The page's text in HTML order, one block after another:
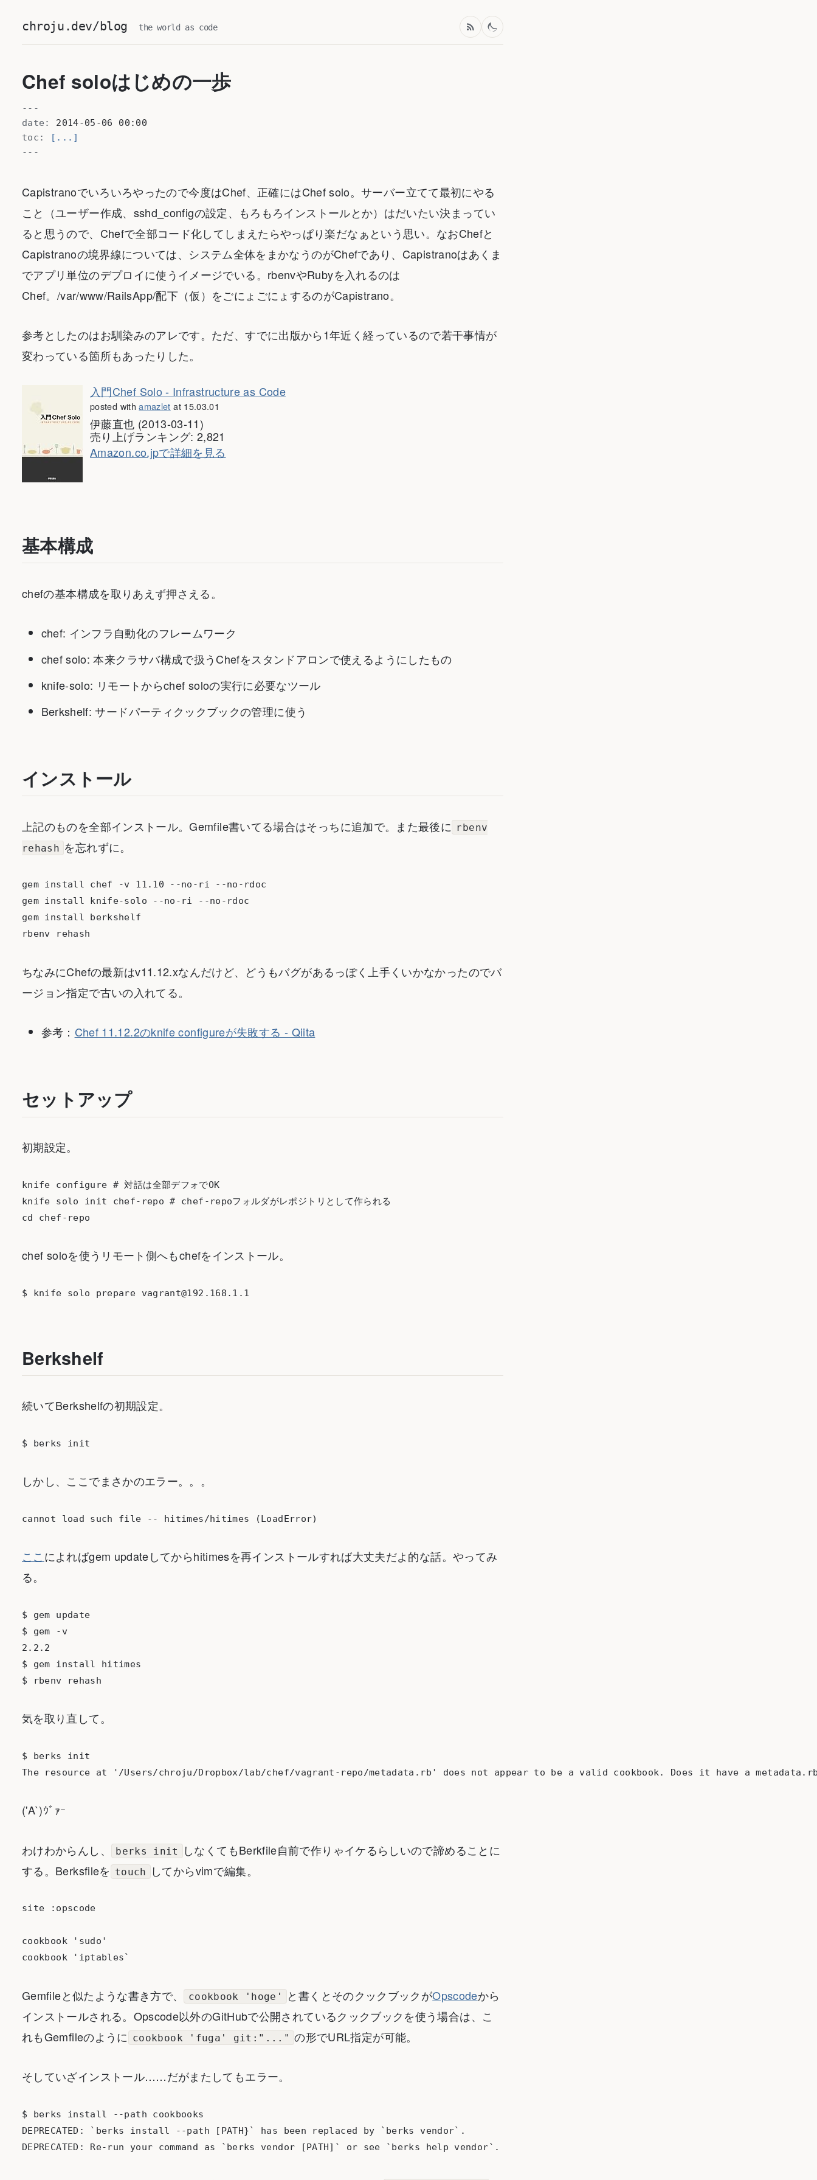
chroju.dev/blog the world as code
Chef soloはじめの一歩
---
date:
2014-05-06 00:00
toc:
[...]
---
Capistranoでいろいろやったので今度はChef、正確にはChef solo。サーバー立てて最初にやる
こと（ユーザー作成、sshd_configの設定、もろもろインストールとか）はだいたい決まってい
ると思うので、Chefで全部コード化してしまえたらやっぱり楽だなぁという思い。なおChefと
Capistranoの境界線については、システム全体をまかなうのがChefであり、Capistranoはあくま
でアプリ単位のデプロイに使うイメージでいる。rbenvやRubyを入れるのは
Chef。/var/www/RailsApp/配下（仮）をごにょごにょするのがCapistrano。
参考としたのはお馴染みのアレです。ただ、すでに出版から1年近く経っているので若干事情が
変わっている箇所もあったりした。
入門Chef Solo - Infrastructure as Code
posted withamazlet at 15.03.01
伊藤直也 (2013-03-11)
売り上げランキング: 2,821
Amazon.co.jpで詳細を見る
基本構成
chefの基本構成を取りあえず押さえる。
chef: インフラ自動化のフレームワーク
chef solo: 本来クラサバ構成で扱うChefをスタンドアロンで使えるようにしたもの
knife-solo: リモートからchef soloの実行に必要なツール
Berkshelf: サードパーティクックブックの管理に使う
インストール
上記のものを全部インストール。Gemfile書いてる場合はそっちに追加で。また最後に rbenv
rehash を忘れずに。
gem install chef -v 11.10 --no-ri --no-rdoc
gem install knife-solo --no-ri --no-rdoc
gem install berkshelf
ちなみにChefの最新はv11.12.xなんだけど、どうもバグがあるっぽく上手くいかなかったのでバ
ージョン指定で古いの入れてる。
参考： Chef 11.12.2のknife configureが失敗する - Qiita
セットアップ
初期設定。
knife configure # 対話は全部デフォでOK
knife solo init chef-repo # chef-repoフォルダがレポジトリとして作られる
chef soloを使うリモート側へもchefをインストール。
Berkshelf
続いてBerkshelfの初期設定。
しかし、ここでまさかのエラー。。。
ここによればgem updateしてからhitimesを再インストールすれば大丈夫だよ的な話。やってみ
る。
$ gem update
$ gem -v
2.2.2
$ gem install hitimes
気を取り直して。
$ berks init
('A`)ｳﾞｧｰ
わけわからんし、 berks init
しなくてもBerkfile自前で作りゃイケるらしいので諦めることに
する。Berksfileを touch してからvimで編集。
site :opscode
cookbook 'sudo'
Gemfileと似たような書き方で、 cookbook 'hoge' と書くとそのクックブックがOpscodeから
インストールされる。Opscode以外のGitHubで公開されているクックブックを使う場合は、こ
れもGemfileのように cookbook 'fuga' git:"..." の形でURL指定が可能。
そしていざインストール……だがまたしてもエラー。
$ berks install --path cookbooks
DEPRECATED: `berks install --path [PATH}` has been replaced by `berks vendor`.